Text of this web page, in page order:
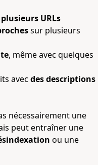
URLs
sur plusieurs
, même avec quelques
avec des descriptions
nécessairement une
peut entraîner une
ou une